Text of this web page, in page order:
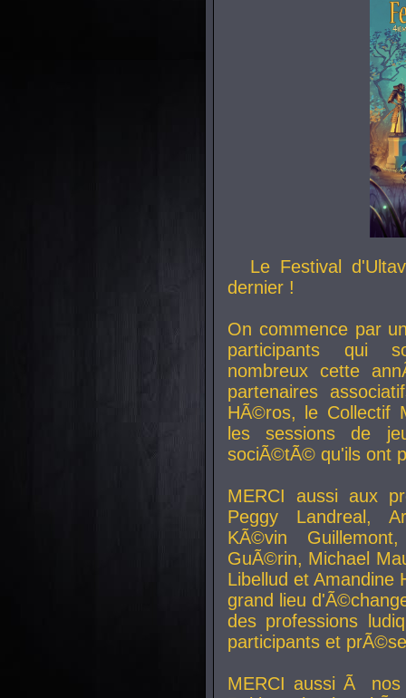
Le Festival
dernier !
On commence par
participants qui
nombreux cette
partenaires
HÃ©ros, le Collectif
les sessions de
sociÃ©tÃ© qu'ils ont
MERCI aussi aux
Peggy Landreal,
KÃ©vin
GuÃ©rin, Michael
Libellud et Amandine
grand lieu
des professions
participants et
MERCI aussi Ã nos